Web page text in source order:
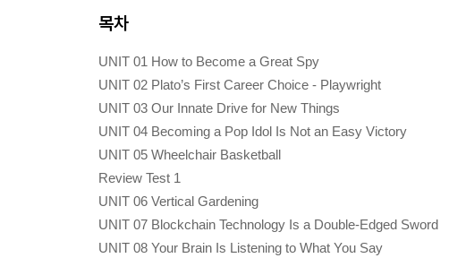
목차
UNIT 01 How to Become a Great Spy
UNIT 02 Plato’s First Career Choice - Playwright
UNIT 03 Our Innate Drive for New Things
UNIT 04 Becoming a Pop Idol Is Not an Easy Victory
UNIT 05 Wheelchair Basketball
Review Test 1
UNIT 06 Vertical Gardening
UNIT 07 Blockchain Technology Is a Double-Edged Sword
UNIT 08 Your Brain Is Listening to What You Say